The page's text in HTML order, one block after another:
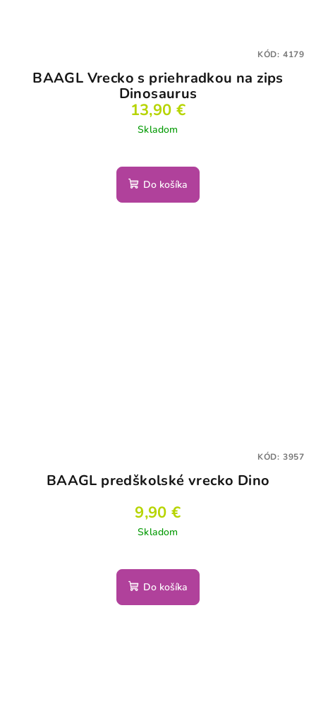
BAAGL Vrecko s priehradkou na zips
Dinosaurus
13,90 €
Skladom
Do košíka
KÓD: 4179
BAAGL predškolské vrecko Dino
9,90 €
Skladom
Do košíka
KÓD: 3957